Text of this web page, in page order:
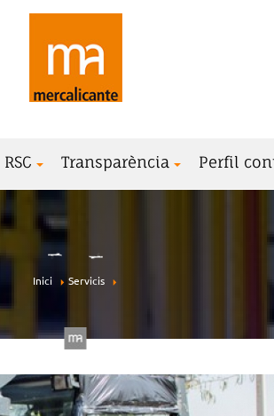
RSC Transparència Perfil
Inici Servicis